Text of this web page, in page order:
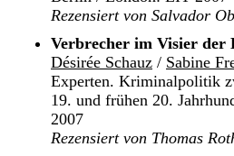
Rezensiert von Salvador
Verbrecher im Visier der
Désirée Schauz / Sabine
Experten. Kriminalpolitik
19. und frühen 20.
2007
Rezensiert von Thomas